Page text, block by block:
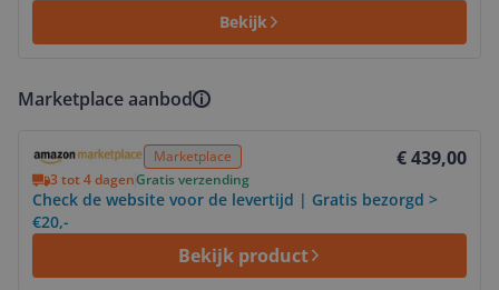
Bekijk
Marketplace aanbod
Marketplace € 439,00
3 tot 4 dagenGratis verzending
Check de website voor de levertijd | Gratis bezorgd >
€20,-
Bekijk product